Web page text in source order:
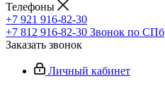
Телефоны
+7 921 916-82-30
+7 812 916-82-30 Звонок по СПб
Заказать звонок
Личный кабинет